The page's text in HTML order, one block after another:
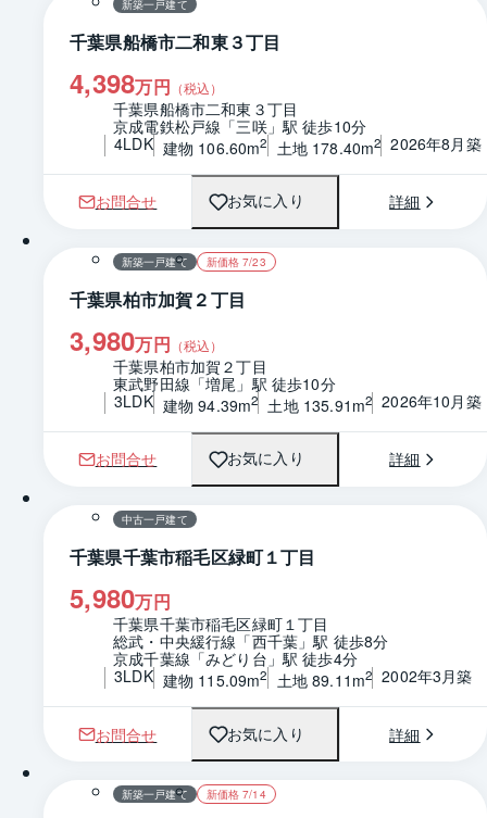
新築一戸建て
千葉県船橋市二和東３丁目
4,398万円 （税込）
千葉県船橋市二和東３丁目
京成電鉄松戸線「三咲」駅 徒歩10分
4LDK 建物 106.60m2 土地 178.40m2 2026年8月築
お問合せ お気に入り 詳細
1 / 0 間取り
新築一戸建て 新価格 7/23
千葉県柏市加賀２丁目
3,980万円 （税込）
千葉県柏市加賀２丁目
東武野田線「増尾」駅 徒歩10分
3LDK 建物 94.39m2 土地 135.91m2 2026年10月築
お問合せ お気に入り 詳細
1 / 0 間取り
中古一戸建て
千葉県千葉市稲毛区緑町１丁目
5,980万円
千葉県千葉市稲毛区緑町１丁目
総武・中央緩行線「西千葉」駅 徒歩8分
京成千葉線「みどり台」駅 徒歩4分
3LDK 建物 115.09m2 土地 89.11m2 2002年3月築
お問合せ お気に入り 詳細
1 / 0 間取り
新築一戸建て 新価格 7/14